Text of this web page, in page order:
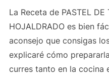
La Receta de PASTEL DE
HOJALDRADO es bien
aconsejo que consigas
explicaré cómo
curres tanto en la cocina